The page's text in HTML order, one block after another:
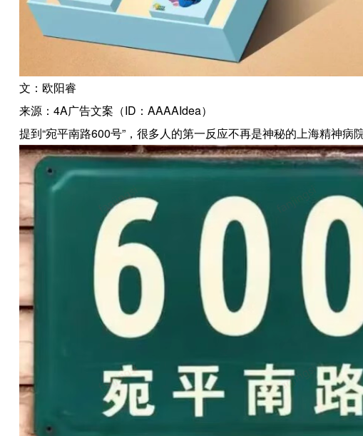
文：欧阳睿
来源：4A广告文案（ID：AAAAIdea）
提到“宛平南路600号”，很多人的第一反应不再是神秘的上海精神病